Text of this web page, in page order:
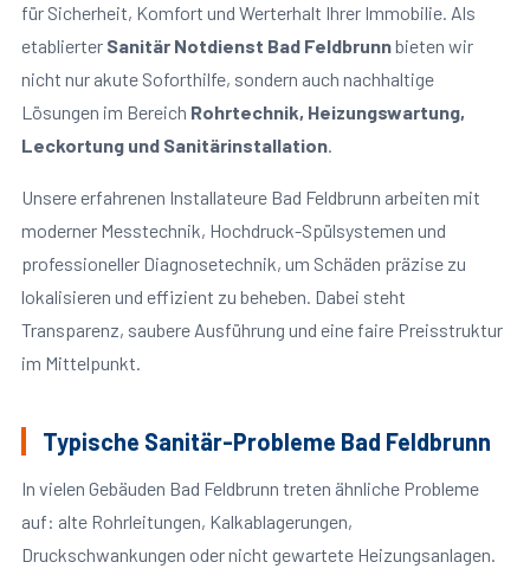
für Sicherheit, Komfort und Werterhalt Ihrer Immobilie. Als
etablierter Sanitär Notdienst Bad Feldbrunnbieten wir
nicht nur akute Soforthilfe, sondern auch nachhaltige
Lösungen im Bereich Rohrtechnik, Heizungswartung,
Leckortung und Sanitärinstallation.
Unsere erfahrenen Installateure Bad Feldbrunn arbeiten mit
moderner Messtechnik, Hochdruck-Spülsystemen und
professioneller Diagnosetechnik, um Schäden präzise zu
lokalisieren und effizient zu beheben. Dabei steht
Transparenz, saubere Ausführung und eine faire Preisstruktur
im Mittelpunkt.
Typische Sanitär-Probleme Bad Feldbrunn
In vielen Gebäuden Bad Feldbrunn treten ähnliche Probleme
auf: alte Rohrleitungen, Kalkablagerungen,
Druckschwankungen oder nicht gewartete Heizungsanlagen.